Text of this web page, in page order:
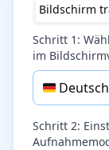
Bildschirm
Schritt 1:
im
🇩🇪 Deutsch
Schritt 2: